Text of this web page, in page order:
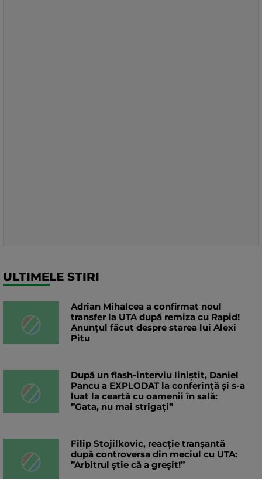
ULTIMELE STIRI
Adrian Mihalcea a confirmat noul
transfer la UTA după remiza cu Rapid!
Anunțul făcut despre starea lui Alexi
Pitu
După un flash-interviu liniștit, Daniel
Pancu a EXPLODAT la conferință și s-a
luat la ceartă cu oamenii în sală:
”Gata, nu mai strigați”
Filip Stojilkovic, reacție tranșantă
după controversa din meciul cu UTA:
”Arbitrul știe că a greșit!”